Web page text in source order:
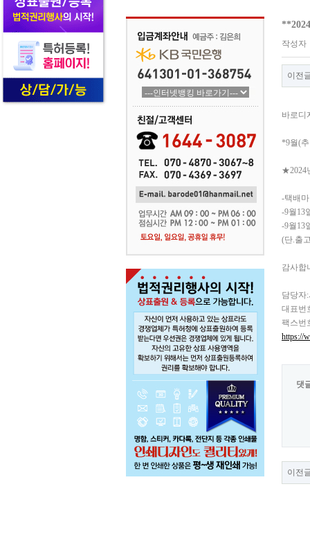
작성자
이전
바로디
*9월(
★2024
-택배
-9월13
-9월13
(단.출
감사합
담당자
대표번
팩스번
https://
댓
이전